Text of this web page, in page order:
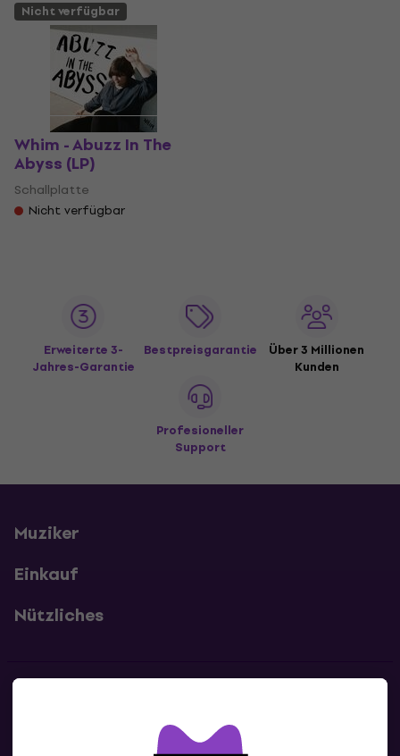
Nicht verfügbar
Whim - Abuzz In The
Abyss (LP)
Schallplatte
Nicht verfügbar
Erweiterte 3-
Jahres-Garantie
Bestpreisgarantie
Über 3 Millionen
Kunden
Profesioneller
Support
Muziker
Einkauf
Nützliches
Kontaktiere uns